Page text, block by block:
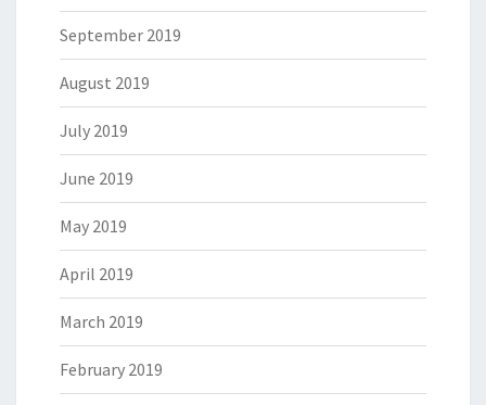
September 2019
August 2019
July 2019
June 2019
May 2019
April 2019
March 2019
February 2019